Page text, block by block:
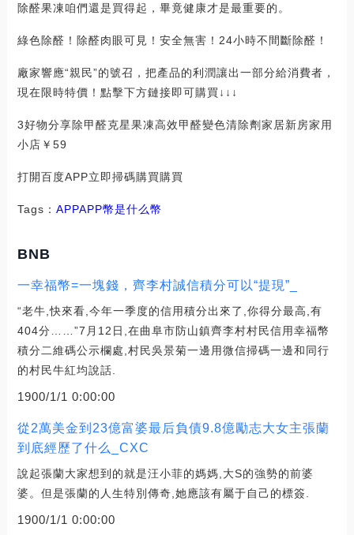
除醛果凍咱們還是買得起，畢竟健康才是最重要的。
綠色除醛！除醛肉眼可見！安全無害！24小時不間斷除醛！
廠家響應“親民”的號召，把產品的利潤讓出一部分給消費者，
現在限時特價！點擊下方鏈接即可購買↓↓↓
3好物分享除甲醛克星果凍高效甲醛變色清除劑家居新房家用
小店￥59
打開百度APP立即掃碼購買購買
Tags： APPAPP幣是什么幣
BNB
一幸福幣=一塊錢，齊李村誠信積分可以“提現”_
“老牛,快來看,今年一季度的信用積分出來了,你得分最高,有
404分……”7月12日,在曲阜市防山鎮齊李村村民信用幸福幣
積分二維碼公示欄處,村民吳景菊一邊用微信掃碼一邊和同行
的村民牛紅均說話.
1900/1/1 0:00:00
從2萬美金到23億富婆最后負債9.8億勵志大女主張蘭
到底經歷了什么_CXC
說起張蘭大家想到的就是汪小菲的媽媽,大S的強勢的前婆
婆。但是張蘭的人生特別傳奇,她應該有屬于自己的標簽.
1900/1/1 0:00:00